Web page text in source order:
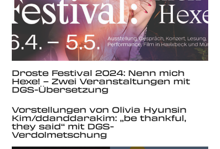
Droste Festival 2024: Nenn mich
Hexe! – Zwei Veranstaltungen mit
DGS-Übersetzung
Vorstellungen von Olivia Hyunsin
Kim/ddanddarakim: „be thankful,
they said“ mit DGS-
Verdolmetschung